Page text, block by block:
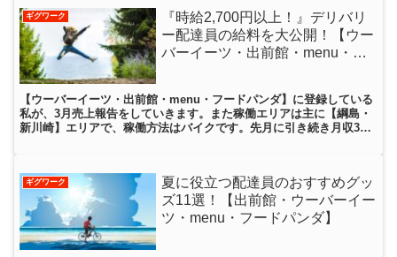
ギグワーク
『時給2,700円以上！』デリバリ
ー配達員の給料を大公開！【ウー
バーイーツ・出前館・menu・フ
【ウーバーイーツ・出前館・menu・フードパンダ】に登録している
私が、3月売上報告をしていきます。また稼働エリアは主に【綱島・
新川崎】エリアで、稼働方法はバイクです。先月に引き続き月収30
ギグワーク
夏に役立つ配達員のおすすめグッ
ズ11選！【出前館・ウーバーイー
ツ・menu・フードパンダ】